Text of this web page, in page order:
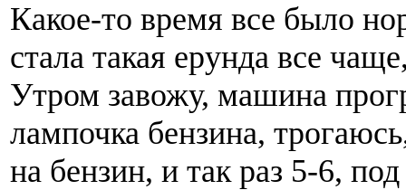
Какое-то время все было
стала такая ерунда все
Утром завожу, машина
лампочка бензина,
на бензин, и так раз 5-6,